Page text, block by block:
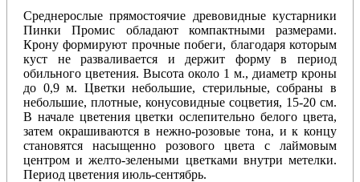
Среднерослые прямостоячие древовидные кустарники
Пинки Промис обладают компактными размерами.
Крону формируют прочные побеги, благодаря которым
куст не разваливается и держит форму в период
обильного цветения. Высота около 1 м., диаметр кроны
до 0,9 м. Цветки небольшие, стерильные, собраны в
небольшие, плотные, конусовидные соцветия, 15-20 см.
В начале цветения цветки ослепительно белого цвета,
затем окрашиваются в нежно-розовые тона, и к концу
становятся насыщенно розового цвета с лаймовым
центром и желто-зелеными цветками внутри метелки.
Период цветения июль-сентябрь.